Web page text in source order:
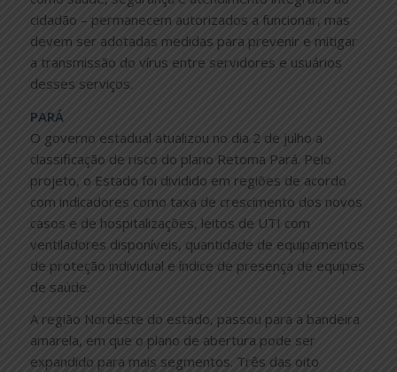
cidadão – permanecem autorizados a funcionar, mas
devem ser adotadas medidas para prevenir e mitigar
a transmissão do vírus entre servidores e usuários
desses serviços.
PARÁ
O governo estadual atualizou no dia 2 de julho a
classificação de risco do plano Retoma Pará. Pelo
projeto, o Estado foi dividido em regiões de acordo
com indicadores como taxa de crescimento dos novos
casos e de hospitalizações, leitos de UTI com
ventiladores disponíveis, quantidade de equipamentos
de proteção individual e índice de presença de equipes
de saúde.
A região Nordeste do estado, passou para a bandeira
amarela, em que o plano de abertura pode ser
expandido para mais segmentos. Três das oito